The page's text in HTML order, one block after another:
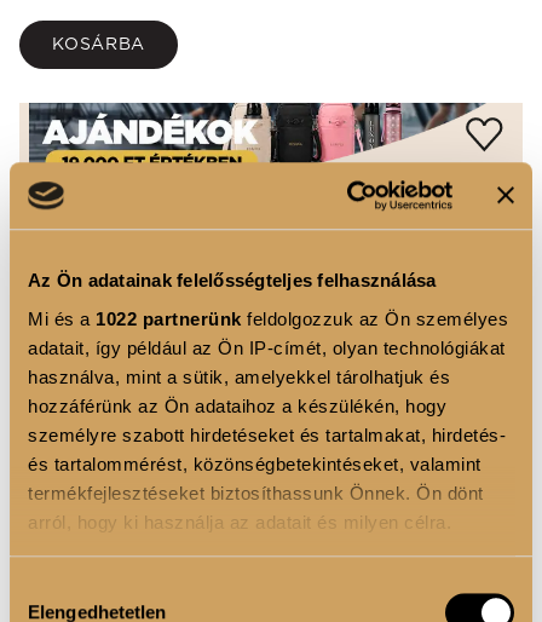
Az Ön adatainak felelősségteljes felhasználása
Mi és a 1022 partnerünk feldolgozzuk az Ön személyes
adatait, így például az Ön IP-címét, olyan technológiákat
használva, mint a sütik, amelyekkel tárolhatjuk és
hozzáférünk az Ön adataihoz a készülékén, hogy
személyre szabott hirdetéseket és tartalmakat, hirdetés-
és tartalommérést, közönségbetekintéseket, valamint
termékfejlesztéseket biztosíthassunk Önnek. Ön dönt
arról, hogy ki használja az adatait és milyen célra.
Információgyűjtés az Ön földrajzi elhelyezkedéséről
kiválasztása
Elengedhetetlen
KOSÁRBA